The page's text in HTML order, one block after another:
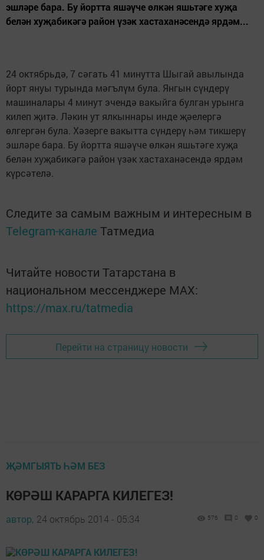
эшләре бара. Бу йортта яшәүче өлкән яшьтәге хуҗа
белән хуҗабикәгә район үзәк хастаханәсендә ярдәм...
24 октябрьдә, 7 сәгать 41 минутта Шыгай авылында
йорт януы турында мәгълүм була. Янгын сүндерү
машиналары 4 минут эчендә вакыйга булган урынга
килеп җитә. Ләкин ут ялкыннары инде җәелергә
өлгергән була. Хәзерге вакытта сүндерү һәм тикшерү
эшләре бара. Бу йортта яшәүче өлкән яшьтәге хуҗа
белән хуҗабикәгә район үзәк хастаханәсендә ярдәм
күрсәтелә.
Следите за самым важным и интересным в
Telegram-канале Татмедиа
Читайте новости Татарстана в
национальном мессенджере MАХ:
https://max.ru/tatmedia
Перейти на страницу новости
ҖӘМГЫЯТЬ ҺӘМ БЕЗ
КӨРӘШ КАРАРГА КИЛЕГЕЗ!
автор, 24 октябрь 2014 - 05:34 576 0 0